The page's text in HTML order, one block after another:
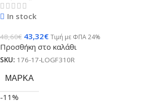
In stock
48,60€ 43,32€ Τιμή με ΦΠΑ 24%
Προσθήκη στο καλάθι
SKU: 176-17-LOGF310R
ΜΆΡΚΑ
-11%